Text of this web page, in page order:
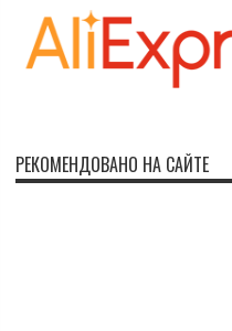
РЕКОМЕНДОВАНО НА САЙТЕ